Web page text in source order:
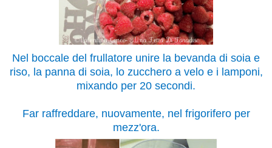
Nel boccale del frullatore unire la bevanda di soia e
riso, la panna di soia, lo zucchero a velo e i lamponi,
mixando per 20 secondi.
Far raffreddare, nuovamente, nel frigorifero per
mezz'ora.